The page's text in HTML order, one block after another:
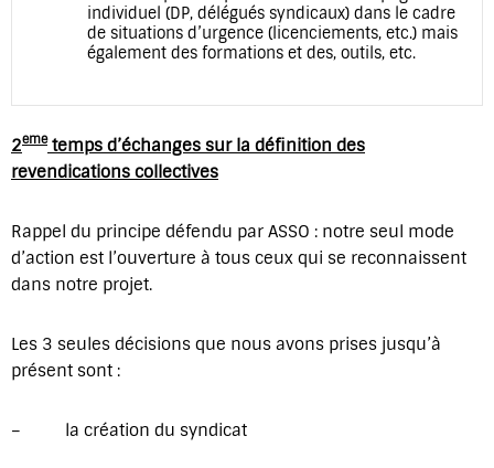
individuel (DP, délégués syndicaux) dans le cadre
de situations d’urgence (licenciements, etc.) mais
également des formations et des, outils, etc.
2emetemps d’échanges sur la définition des
revendications collectives
Rappel du principe défendu par ASSO : notre seul mode
d’action est l’ouverture à tous ceux qui se reconnaissent
dans notre projet.
Les 3 seules décisions que nous avons prises jusqu’à
présent sont :
– la création du syndicat